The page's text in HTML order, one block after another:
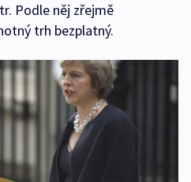
Podle něj zřejmě
trh bezplatný.